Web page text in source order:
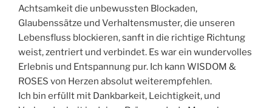
Achtsamkeit die unbewussten Blockaden,
Glaubenssätze und Verhaltensmuster, die unseren
Lebensfluss blockieren, sanft in die richtige Richtung
weist, zentriert und verbindet. Es war ein wundervolles
Erlebnis und Entspannung pur. Ich kann WISDOM &
ROSES von Herzen absolut weiterempfehlen.
Ich bin erfüllt mit Dankbarkeit, Leichtigkeit, und